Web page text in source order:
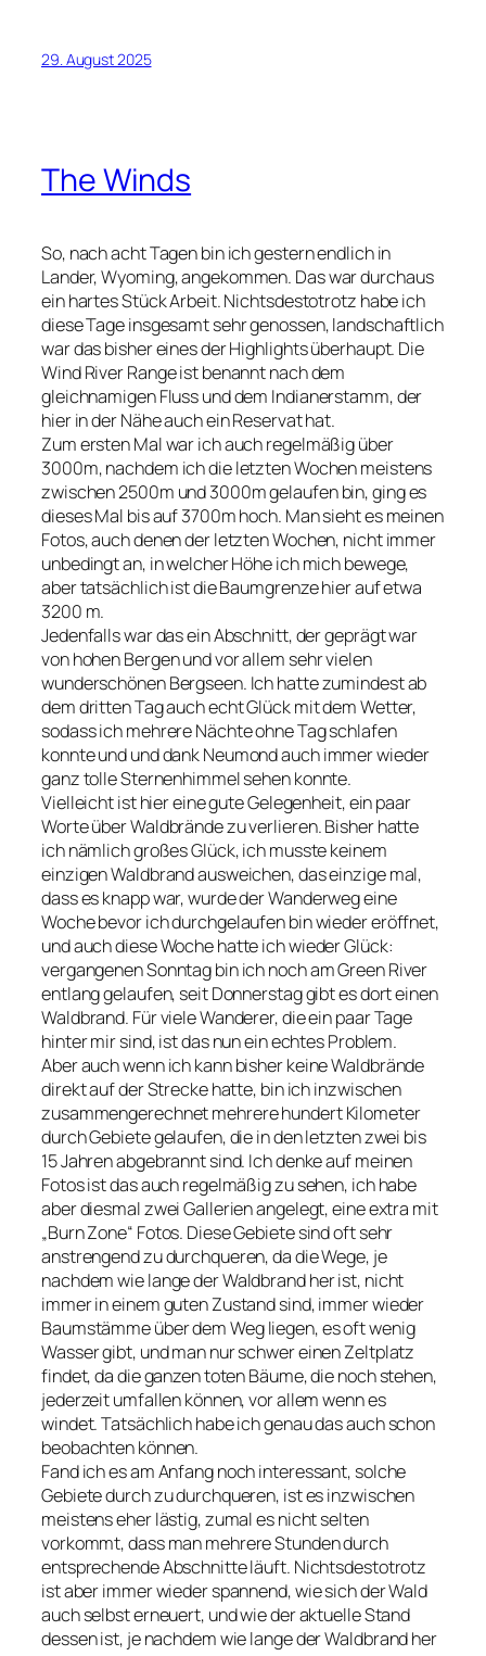
29. August 2025
The Winds
So, nach acht Tagen bin ich gestern endlich in
Lander, Wyoming, angekommen. Das war durchaus
ein hartes Stück Arbeit. Nichtsdestotrotz habe ich
diese Tage insgesamt sehr genossen, landschaftlich
war das bisher eines der Highlights überhaupt. Die
Wind River Range ist benannt nach dem
gleichnamigen Fluss und dem Indianerstamm, der
hier in der Nähe auch ein Reservat hat.
Zum ersten Mal war ich auch regelmäßig über
3000m, nachdem ich die letzten Wochen meistens
zwischen 2500m und 3000m gelaufen bin, ging es
dieses Mal bis auf 3700m hoch. Man sieht es meinen
Fotos, auch denen der letzten Wochen, nicht immer
unbedingt an, in welcher Höhe ich mich bewege,
aber tatsächlich ist die Baumgrenze hier auf etwa
3200 m.
Jedenfalls war das ein Abschnitt, der geprägt war
von hohen Bergen und vor allem sehr vielen
wunderschönen Bergseen. Ich hatte zumindest ab
dem dritten Tag auch echt Glück mit dem Wetter,
sodass ich mehrere Nächte ohne Tag schlafen
konnte und und dank Neumond auch immer wieder
ganz tolle Sternenhimmel sehen konnte.
Vielleicht ist hier eine gute Gelegenheit, ein paar
Worte über Waldbrände zu verlieren. Bisher hatte
ich nämlich großes Glück, ich musste keinem
einzigen Waldbrand ausweichen, das einzige mal,
dass es knapp war, wurde der Wanderweg eine
Woche bevor ich durchgelaufen bin wieder eröffnet,
und auch diese Woche hatte ich wieder Glück:
vergangenen Sonntag bin ich noch am Green River
entlang gelaufen, seit Donnerstag gibt es dort einen
Waldbrand. Für viele Wanderer, die ein paar Tage
hinter mir sind, ist das nun ein echtes Problem.
Aber auch wenn ich kann bisher keine Waldbrände
direkt auf der Strecke hatte, bin ich inzwischen
zusammengerechnet mehrere hundert Kilometer
durch Gebiete gelaufen, die in den letzten zwei bis
15 Jahren abgebrannt sind. Ich denke auf meinen
Fotos ist das auch regelmäßig zu sehen, ich habe
aber diesmal zwei Gallerien angelegt, eine extra mit
„Burn Zone“ Fotos. Diese Gebiete sind oft sehr
anstrengend zu durchqueren, da die Wege, je
nachdem wie lange der Waldbrand her ist, nicht
immer in einem guten Zustand sind, immer wieder
Baumstämme über dem Weg liegen, es oft wenig
Wasser gibt, und man nur schwer einen Zeltplatz
findet, da die ganzen toten Bäume, die noch stehen,
jederzeit umfallen können, vor allem wenn es
windet. Tatsächlich habe ich genau das auch schon
beobachten können.
Fand ich es am Anfang noch interessant, solche
Gebiete durch zu durchqueren, ist es inzwischen
meistens eher lästig, zumal es nicht selten
vorkommt, dass man mehrere Stunden durch
entsprechende Abschnitte läuft. Nichtsdestotrotz
ist aber immer wieder spannend, wie sich der Wald
auch selbst erneuert, und wie der aktuelle Stand
dessen ist, je nachdem wie lange der Waldbrand her